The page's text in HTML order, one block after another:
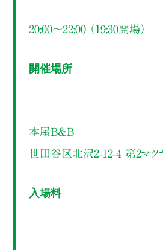
20:00～22:00 （19:30開場）
開催場所
本屋B&B
世田谷区北沢2-12-4 第2マツ
入場料